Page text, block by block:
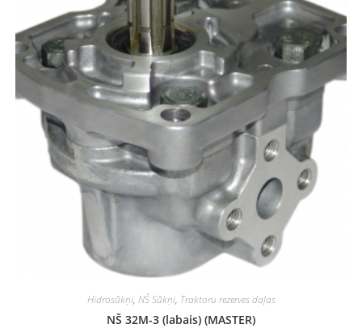
Hidrosūkņi, NŠ Sūkņi, Traktoru rezerves daļas
NŠ 32M-3 (labais) (MASTER)